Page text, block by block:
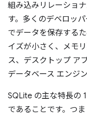
組み込みリレーショ
す。多くのデベロッ
でデータを保存する
イズが小さく、メモ
ス、デスクトップ ア
データベース エンジ
SQLite の主な特長の
であることです。つ